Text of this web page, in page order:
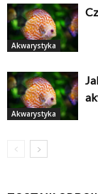
Akwarystyka
Akwarystyka